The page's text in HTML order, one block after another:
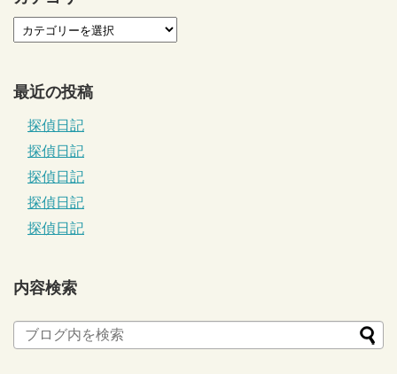
最近の投稿
探偵日記
探偵日記
探偵日記
探偵日記
探偵日記
内容検索